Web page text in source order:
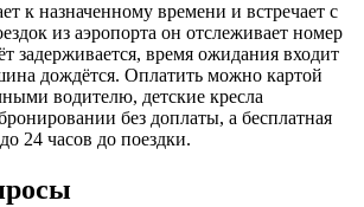
к назначенному времени и встречает с
из аэропорта он отслеживает номер
задерживается, время ожидания входит
дождётся. Оплатить можно картой
водителю, детские кресла
без доплаты, а бесплатная
24 часов до поездки.